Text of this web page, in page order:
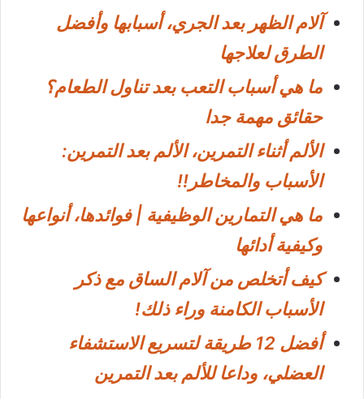
آلام الظهر بعد الجري، أسبابها وأفضل
الطرق لعلاجها
ما هي أسباب التعب بعد تناول الطعام؟
حقائق مهمة جدا
الألم أثناء التمرين، الألم بعد التمرين:
الأسباب والمخاطر!!
ما هي التمارين الوظيفية | فوائدها، أنواعها
وكيفية أدائها
كيف أتخلص من آلام الساق مع ذكر
الأسباب الكامنة وراء ذلك!
أفضل 12 طريقة لتسريع الاستشفاء
العضلي، وداعا للألم بعد التمرين